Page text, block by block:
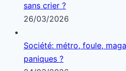
sans crier ?
26/03/2026
Société: métro, foule,
paniques ?